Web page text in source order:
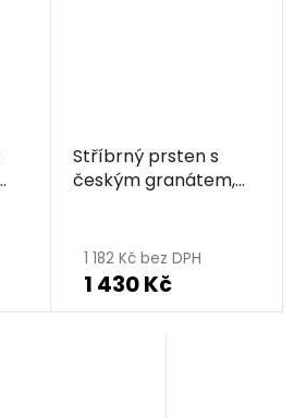
Stříbrný prsten s
českým granátem,
hodnocení
produktu
je
1 182 Kč bez DPH
1 430 Kč